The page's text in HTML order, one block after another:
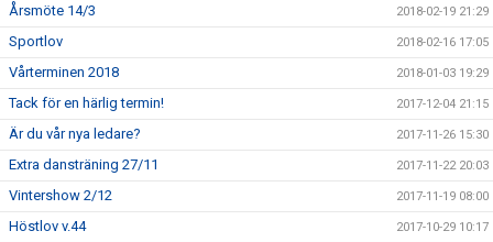
Årsmöte 14/3 2018-02-19 21:29
Sportlov 2018-02-16 17:05
Vårterminen 2018 2018-01-03 19:29
Tack för en härlig termin! 2017-12-04 21:15
Är du vår nya ledare? 2017-11-26 15:30
Extra dansträning 27/11 2017-11-22 20:03
Vintershow 2/12 2017-11-19 08:00
Höstlov v.44 2017-10-29 10:17